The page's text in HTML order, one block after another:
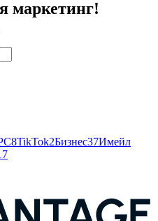
маркетинг!
8TikTok2Бизнес37Имейл